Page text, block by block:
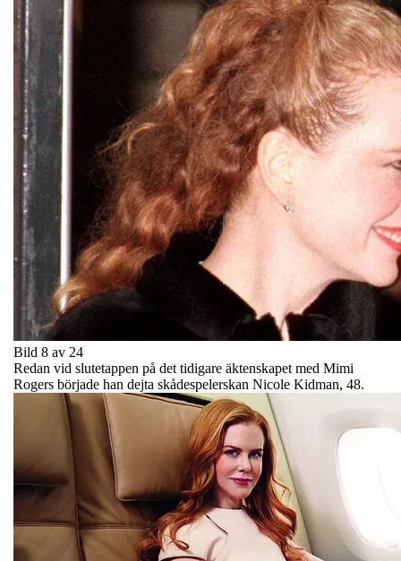
Bild 8 av 24
Redan vid slutetappen på det tidigare äktenskapet med Mimi
Rogers började han dejta skådespelerskan Nicole Kidman, 48.